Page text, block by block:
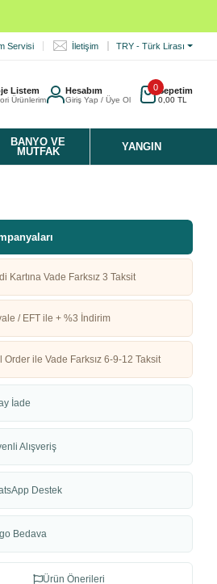
Servisi İletişim TRY - Türk Lirası
Listem
Ürünlerim
Hesabım
Giriş Yap / Üye Ol
0Sepetim
0,00 TL
BANYO VE
MUTFAK
YANGIN
Kartına Vade Farksız 3 Taksit
/ EFT ile + %3 İndirim
Order ile Vade Farksız 6-9-12 Taksit
İade
Alışveriş
Destek
Bedava
Ürün Önerileri